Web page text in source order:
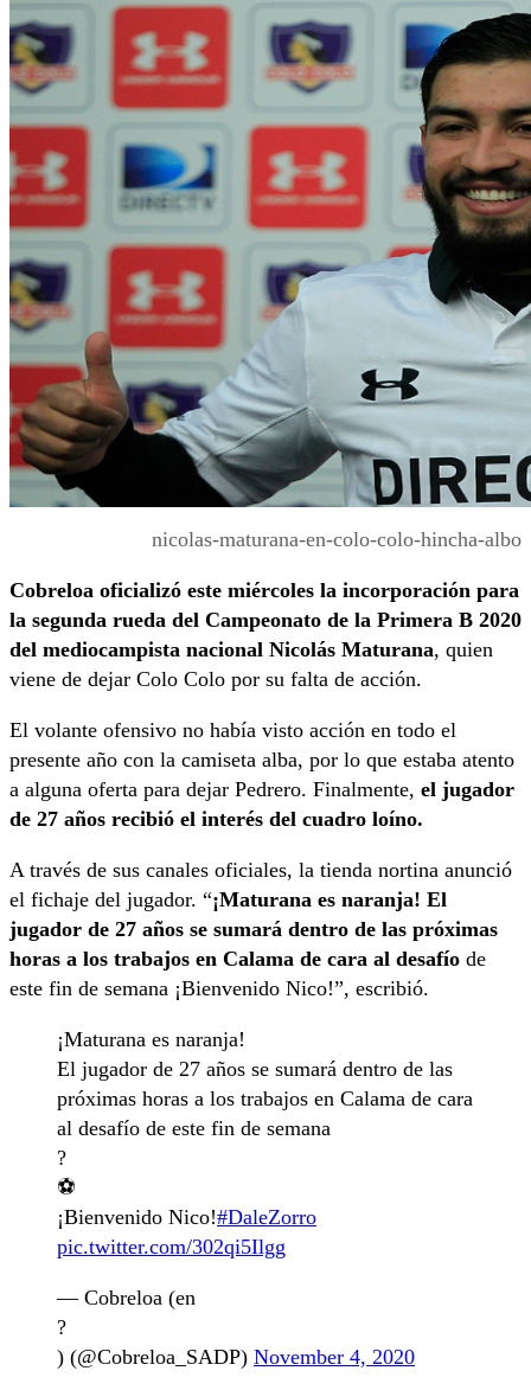
nicolas-maturana-en-colo-colo-hincha-albo
Cobreloa oficializó este miércoles la incorporación para
la segunda rueda del Campeonato de la Primera B 2020
del mediocampista nacional Nicolás Maturana, quien
viene de dejar Colo Colo por su falta de acción.
El volante ofensivo no había visto acción en todo el
presente año con la camiseta alba, por lo que estaba atento
a alguna oferta para dejar Pedrero. Finalmente, el jugador
de 27 años recibió el interés del cuadro loíno.
A través de sus canales oficiales, la tienda nortina anunció
el fichaje del jugador. “¡Maturana es naranja! El
jugador de 27 años se sumará dentro de las próximas
horas a los trabajos en Calama de cara al desafío de
este fin de semana ¡Bienvenido Nico!”, escribió.
¡Maturana es naranja!
El jugador de 27 años se sumará dentro de las
próximas horas a los trabajos en Calama de cara
al desafío de este fin de semana
?
⚽
¡Bienvenido Nico!#DaleZorro
pic.twitter.com/302qi5Ilgg
— Cobreloa (en
?
) (@Cobreloa_SADP) November 4, 2020